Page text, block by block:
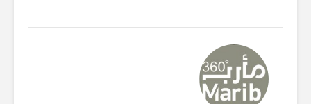
o
o
k
r
A
p